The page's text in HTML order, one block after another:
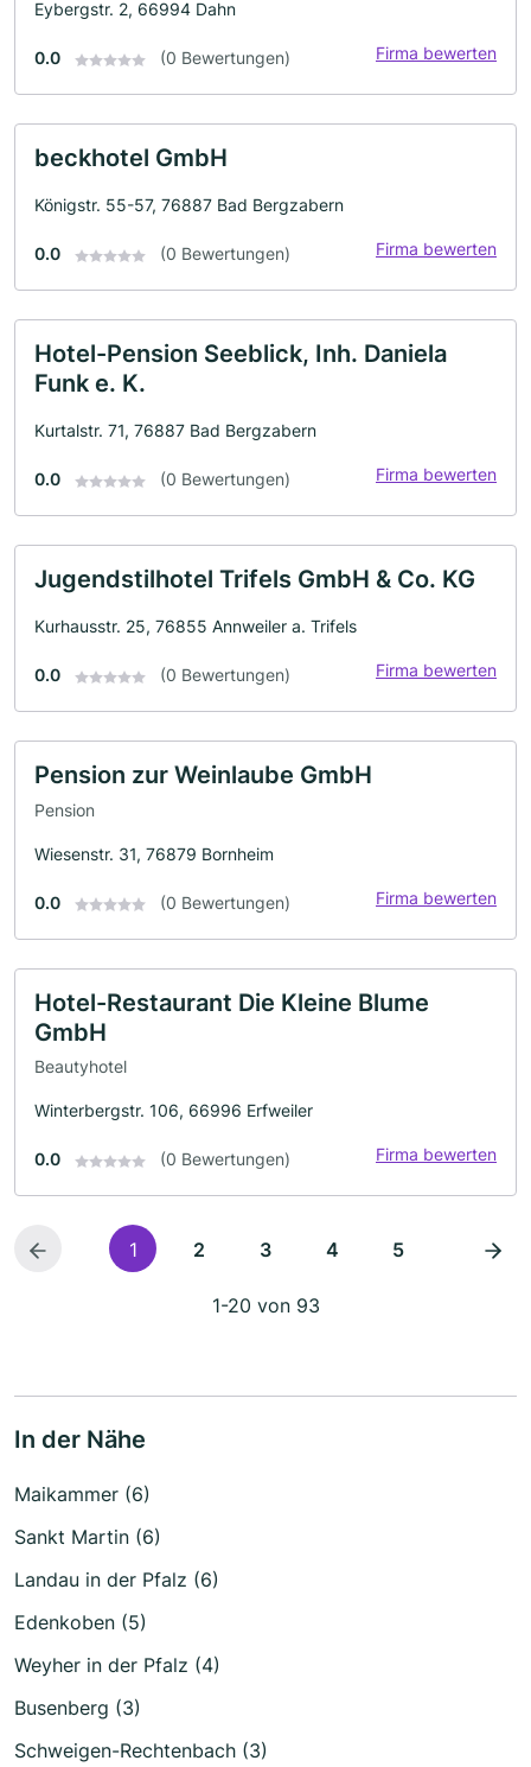
Eybergstr. 2, 66994 Dahn
0.0 (0 Bewertungen) Firma bewerten
beckhotel GmbH
Königstr. 55-57, 76887 Bad Bergzabern
0.0 (0 Bewertungen) Firma bewerten
Hotel-Pension Seeblick, Inh. Daniela
Funk e. K.
Kurtalstr. 71, 76887 Bad Bergzabern
0.0 (0 Bewertungen) Firma bewerten
Jugendstilhotel Trifels GmbH & Co. KG
Kurhausstr. 25, 76855 Annweiler a. Trifels
0.0 (0 Bewertungen) Firma bewerten
Pension zur Weinlaube GmbH
Pension
Wiesenstr. 31, 76879 Bornheim
0.0 (0 Bewertungen) Firma bewerten
Hotel-Restaurant Die Kleine Blume
GmbH
Beautyhotel
Winterbergstr. 106, 66996 Erfweiler
0.0 (0 Bewertungen) Firma bewerten
1 2 3 4 5
1-20 von 93
In der Nähe
Maikammer (6)
Sankt Martin (6)
Landau in der Pfalz (6)
Edenkoben (5)
Weyher in der Pfalz (4)
Busenberg (3)
Schweigen-Rechtenbach (3)